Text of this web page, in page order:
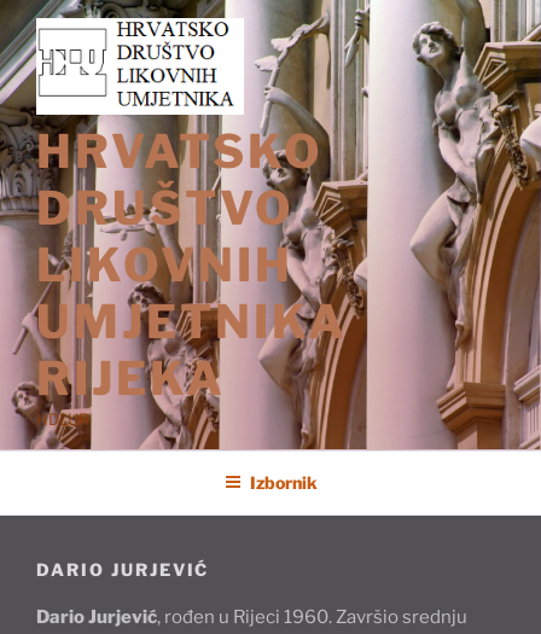
Preskoči
na
sadržaj
HRVATSKO
DRUŠTVO
LIKOVNIH
UMJETNIKA
RIJEKA
HDLUR
Izbornik
DARIO JURJEVIĆ
Dario Jurjević, rođen u Rijeci 1960. Završio srednju